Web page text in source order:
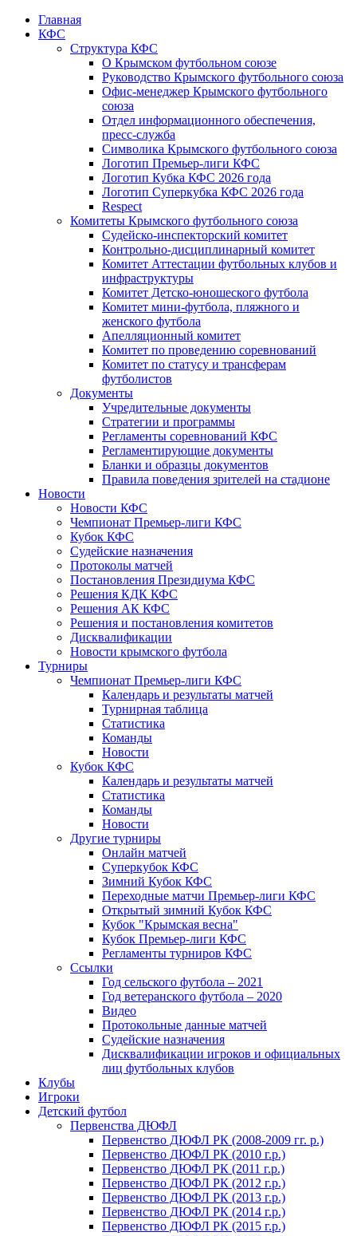
Главная
КФС
Структура КФС
О Крымском футбольном союзе
Руководство Крымского футбольного союза
Офис-менеджер Крымского футбольного
союза
Отдел информационного обеспечения,
пресс-служба
Символика Крымского футбольного союза
Логотип Премьер-лиги КФС
Логотип Кубка КФС 2026 года
Логотип Суперкубка КФС 2026 года
Respect
Комитеты Крымского футбольного союза
Судейско-инспекторский комитет
Контрольно-дисциплинарный комитет
Комитет Аттестации футбольных клубов и
инфраструктуры
Комитет Детско-юношеского футбола
Комитет мини-футбола, пляжного и
женского футбола
Апелляционный комитет
Комитет по проведению соревнований
Комитет по статусу и трансферам
футболистов
Документы
Учредительные документы
Стратегии и программы
Регламенты соревнований КФС
Регламентирующие документы
Бланки и образцы документов
Правила поведения зрителей на стадионе
Новости
Новости КФС
Чемпионат Премьер-лиги КФС
Кубок КФС
Судейские назначения
Протоколы матчей
Постановления Президиума КФС
Решения КДК КФС
Решения АК КФС
Решения и постановления комитетов
Дисквалификации
Новости крымского футбола
Турниры
Чемпионат Премьер-лиги КФС
Календарь и результаты матчей
Турнирная таблица
Статистика
Команды
Новости
Кубок КФС
Календарь и результаты матчей
Статистика
Команды
Новости
Другие турниры
Онлайн матчей
Суперкубок КФС
Зимний Кубок КФС
Переходные матчи Премьер-лиги КФС
Открытый зимний Кубок КФС
Кубок "Крымская весна"
Кубок Премьер-лиги КФС
Регламенты турниров КФС
Ссылки
Год сельского футбола – 2021
Год ветеранского футбола – 2020
Видео
Протокольные данные матчей
Судейские назначения
Дисквалификации игроков и официальных
лиц футбольных клубов
Клубы
Игроки
Детский футбол
Первенства ДЮФЛ
Первенство ДЮФЛ РК (2008-2009 гг. р.)
Первенство ДЮФЛ РК (2010 г.р.)
Первенство ДЮФЛ РК (2011 г.р.)
Первенство ДЮФЛ РК (2012 г.р.)
Первенство ДЮФЛ РК (2013 г.р.)
Первенство ДЮФЛ РК (2014 г.р.)
Первенство ДЮФЛ РК (2015 г.р.)